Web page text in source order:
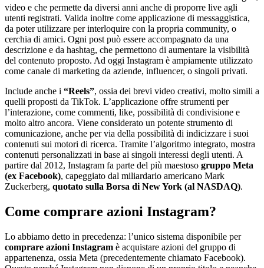
video e che permette da diversi anni anche di proporre live agli
utenti registrati. Valida inoltre come applicazione di messaggistica,
da poter utilizzare per interloquire con la propria community, o
cerchia di amici. Ogni post può essere accompagnato da una
descrizione e da hashtag, che permettono di aumentare la visibilità
del contenuto proposto. Ad oggi Instagram è ampiamente utilizzato
come canale di marketing da aziende, influencer, o singoli privati.
Include anche i “Reels”, ossia dei brevi video creativi, molto simili a
quelli proposti da TikTok. L’applicazione offre strumenti per
l’interazione, come commenti, like, possibilità di condivisione e
molto altro ancora. Viene considerato un potente strumento di
comunicazione, anche per via della possibilità di indicizzare i suoi
contenuti sui motori di ricerca. Tramite l’algoritmo integrato, mostra
contenuti personalizzati in base ai singoli interessi degli utenti. A
partire dal 2012, Instagram fa parte del più maestoso gruppo Meta
(ex Facebook), capeggiato dal miliardario americano Mark
Zuckerberg, quotato sulla Borsa di New York (al NASDAQ).
Come comprare azioni Instagram?
Lo abbiamo detto in precedenza: l’unico sistema disponibile per
comprare azioni Instagram è acquistare azioni del gruppo di
appartenenza, ossia Meta (precedentemente chiamato Facebook).